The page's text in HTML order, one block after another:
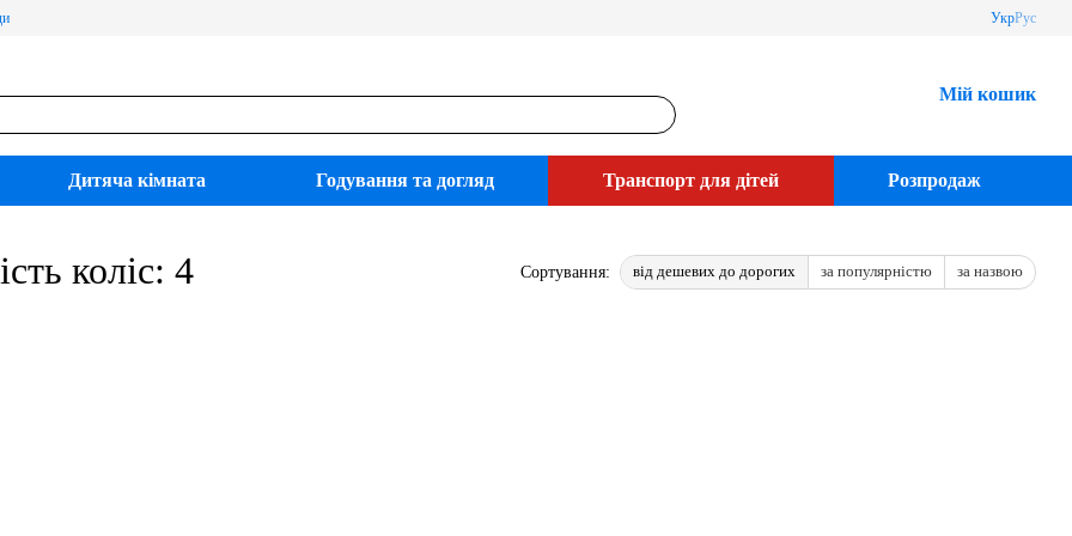
УкрРус
Мій кошик
Дитяча кімната Годування та догляд Транспорт для дітей Розпродаж
коліс: 4 Сортування: від дешевих до дорогих за популярністю за назвою